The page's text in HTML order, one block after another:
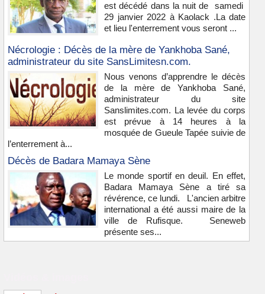
est décédé dans la nuit de samedi
29 janvier 2022 à Kaolack .La date
et lieu l'enterrement vous seront ...
Nécrologie : Décès de la mère de Yankhoba Sané,
administrateur du site SansLimitesn.com.
Nous venons d’apprendre le décès
de la mère de Yankhoba Sané,
administrateur du site
Sanslimites.com. La levée du corps
est prévue à 14 heures à la
mosquée de Gueule Tapée suivie de
l’enterrement à...
Décès de Badara Mamaya Sène
Le monde sportif en deuil. En effet,
Badara Mamaya Sène a tiré sa
révérence, ce lundi. L'ancien arbitre
international a été aussi maire de la
ville de Rufisque. Seneweb
présente ses...